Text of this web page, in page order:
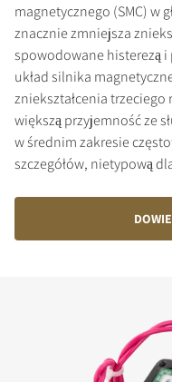
magnetycznego (SMC) w
znacznie zmniejsza
spowodowane histerezą
układ silnika
zniekształcenia
większą przyjemność ze
w średnim zakresie
szczegółów, nietypową